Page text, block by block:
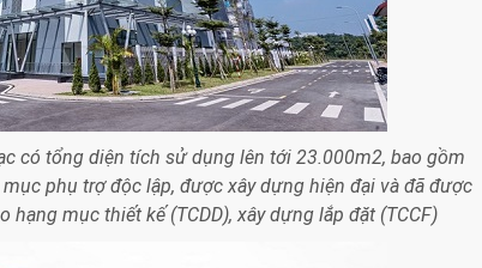
có tổng diện tích sử dụng lên tới 23.000m2, bao gồm
phụ trợ độc lập, được xây dựng hiện đại và đã được
hạng mục thiết kế (TCDD), xây dựng lắp đặt (TCCF)